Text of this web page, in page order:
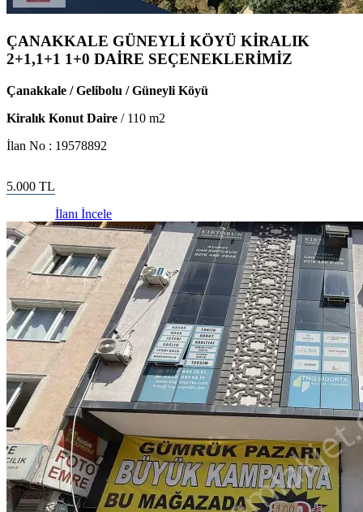
ÇANAKKALE GÜNEYLİ KÖYÜ KİRALIK
2+1,1+1 1+0 DAİRE SEÇENEKLERİMİZ
Çanakkale / Gelibolu / Güneyli Köyü
Kiralık Konut Daire / 110 m2
İlan No : 19578892
5.000 TL
İlanı İncele